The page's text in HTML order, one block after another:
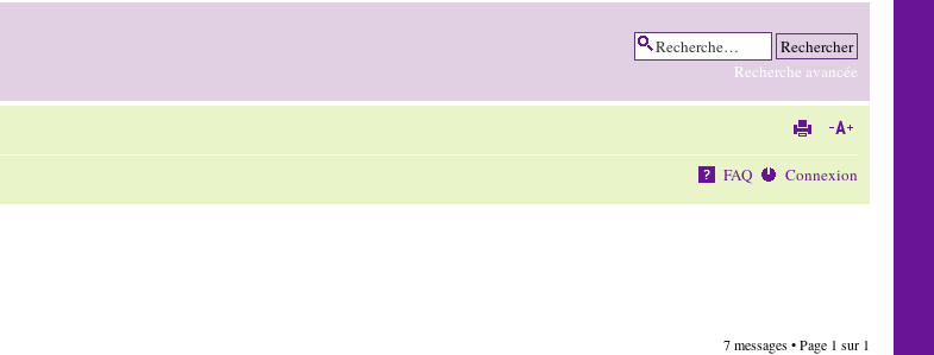
Recherche avancée
FAQ Connexion
7 messages • Page 1 sur 1